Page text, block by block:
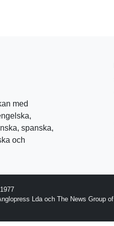
med
spanska,
och
Lda och The News Group of